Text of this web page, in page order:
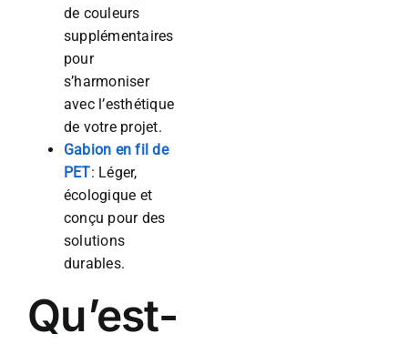
de couleurs
supplémentaires
pour
s’harmoniser
avec l’esthétique
de votre projet.
Gabion en fil de
PET: Léger,
écologique et
conçu pour des
solutions
durables.
Qu’est-